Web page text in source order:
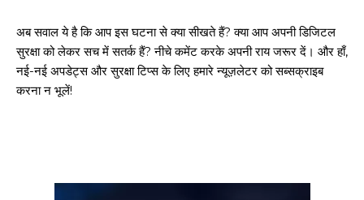
अब सवाल ये है कि आप इस घटना से क्या सीखते हैं? क्या आप अपनी डिजिटल
सुरक्षा को लेकर सच में सतर्क हैं? नीचे कमेंट करके अपनी राय जरूर दें। और हाँ,
नई-नई अपडेट्स और सुरक्षा टिप्स के लिए हमारे न्यूज़लेटर को सब्सक्राइब
करना न भूलें!